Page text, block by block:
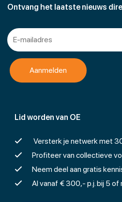
Lid worden van OE
Versterk je netwerk met
Profiteer van collectieve
Neem deel aan gratis
Al vanaf € 300,- p.j. bij 5 of
Ontvang het laatste nieuws